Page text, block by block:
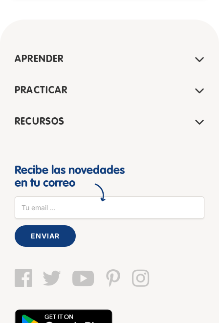
APRENDER
PRACTICAR
RECURSOS
Recibe las novedades
en tu correo
ENVIAR